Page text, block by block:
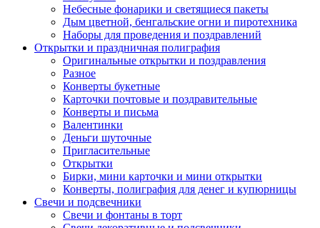
Небесные фонарики и светящиеся пакеты
Дым цветной, бенгальские огни и пиротехника
Наборы для проведения и поздравлений
Открытки и праздничная полиграфия
Оригинальные открытки и поздравления
Разное
Конверты букетные
Карточки почтовые и поздравительные
Конверты и письма
Валентинки
Деньги шуточные
Пригласительные
Открытки
Бирки, мини карточки и мини открытки
Конверты, полиграфия для денег и купюрницы
Свечи и подсвечники
Свечи и фонтаны в торт